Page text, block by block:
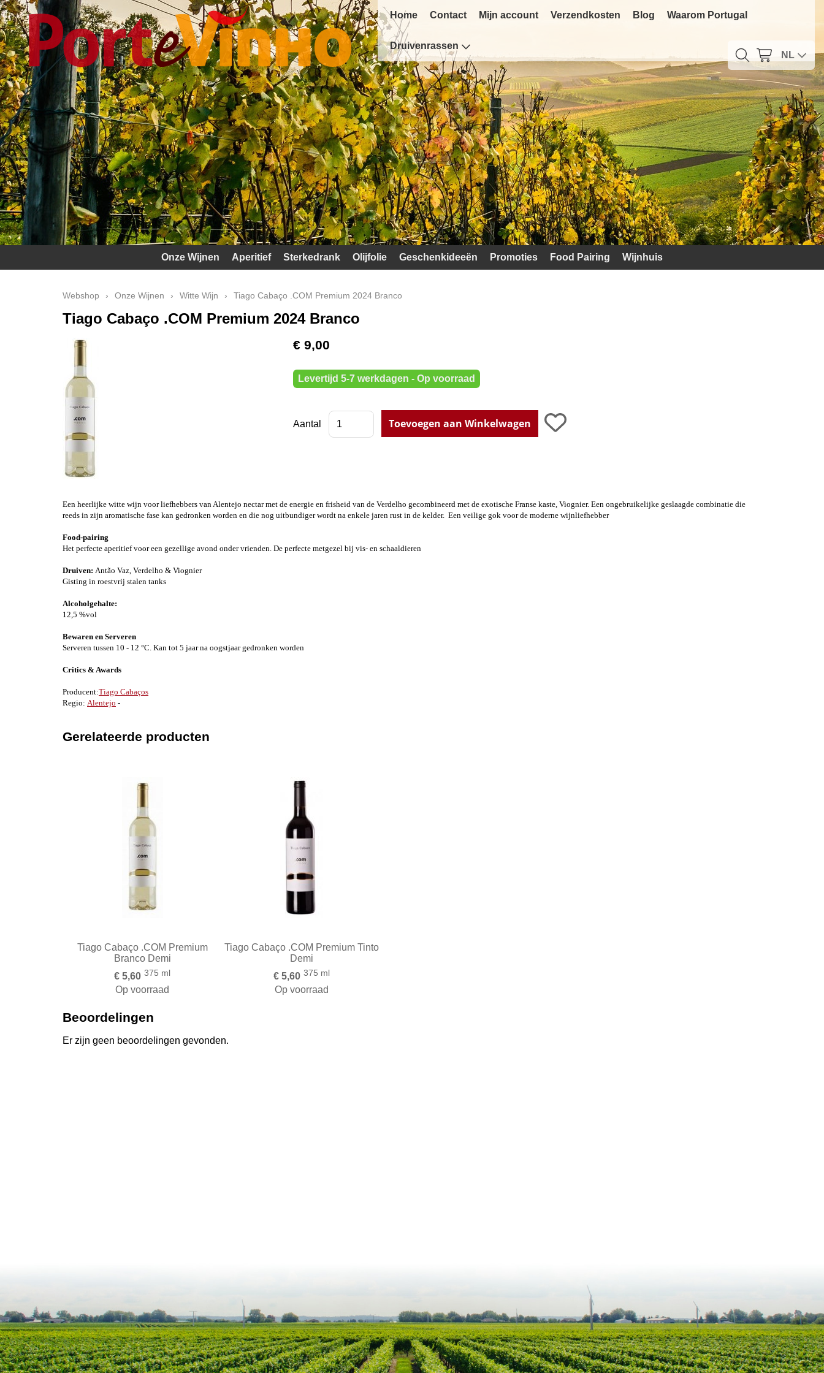
Home Contact Mijn account Verzendkosten Blog Waarom Portugal
Druivenrassen
NL
Onze Wijnen Aperitief Sterkedrank Olijfolie Geschenkideeën Promoties Food Pairing Wijnhuis
Webshop › Onze Wijnen › Witte Wijn › Tiago Cabaço .COM Premium 2024 Branco
Tiago Cabaço .COM Premium 2024 Branco
€ 9,00
Levertijd 5-7 werkdagen - Op voorraad
Aantal
Een heerlijke witte wijn voor liefhebbers van Alentejo nectar met de energie en frisheid van de Verdelho gecombineerd met de exotische Franse kaste, Viognier. Een ongebruikelijke geslaagde combinatie die
reeds in zijn aromatische fase kan gedronken worden en die nog uitbundiger wordt na enkele jaren rust in de kelder. Een veilige gok voor de moderne wijnliefhebber
Food-pairing
Het perfecte aperitief voor een gezellige avond onder vrienden. De perfecte metgezel bij vis- en schaaldieren
Druiven: Antão Vaz, Verdelho & Viognier
Gisting in roestvrij stalen tanks
Alcoholgehalte:
12,5 %vol
Bewaren en Serveren
Serveren tussen 10 - 12 °C. Kan tot 5 jaar na oogstjaar gedronken worden
Critics & Awards
Producent:Tiago Cabaços
Regio: Alentejo -
Gerelateerde producten
Tiago Cabaço .COM Premium
Branco Demi
€ 5,60 375 ml
Op voorraad
Toevoegen aan Winkelwagen
Tiago Cabaço .COM Premium Tinto
Demi
€ 5,60 375 ml
Op voorraad
Beoordelingen
Er zijn geen beoordelingen gevonden.